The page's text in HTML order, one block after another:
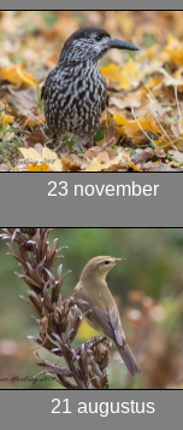
23 november
21 augustus